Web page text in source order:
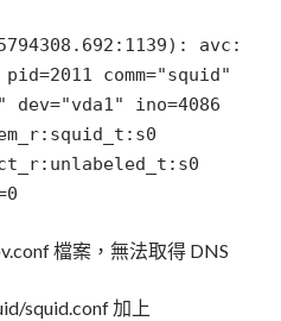
avc:
comm="squid"
ino=4086
檔案，無法取得 DNS
squid.conf 加上